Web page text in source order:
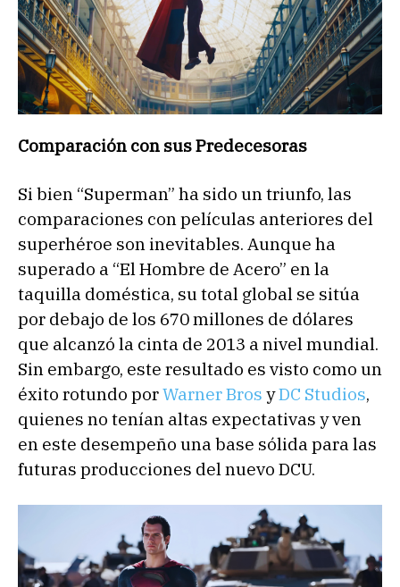
Comparación con sus Predecesoras
Si bien “Superman” ha sido un triunfo, las
comparaciones con películas anteriores del
superhéroe son inevitables. Aunque ha
superado a “El Hombre de Acero” en la
taquilla doméstica, su total global se sitúa
por debajo de los 670 millones de dólares
que alcanzó la cinta de 2013 a nivel mundial.
Sin embargo, este resultado es visto como un
éxito rotundo porWarner Bros yDC Studios,
quienes no tenían altas expectativas y ven
en este desempeño una base sólida para las
futuras producciones del nuevo DCU.